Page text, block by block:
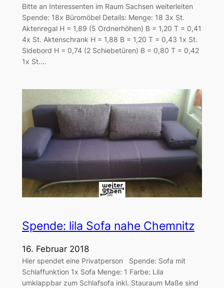
Bitte an Interessenten im Raum Sachsen weiterleiten
Spende: 18x Büromöbel Details: Menge: 18 3x St.
Aktenregal H = 1,89 (5 Ordnerhöhen) B = 1,20 T = 0,41
4x St. Aktenschrank H = 1,88 B = 1,20 T = 0,43 1x St.
Sidebord H = 0,74 (2 Schiebetüren) B = 0,80 T = 0,42
1x St.…
Spende: lila Sofa nahe Chemnitz
16. Februar 2018
Hier spendet eine Privatperson Spende: Sofa mit
Schlaffunktion 1x Sofa Menge: 1 Farbe: Lila
umklappbar zum Schlafsofa inkl. Stauraum Maße sind